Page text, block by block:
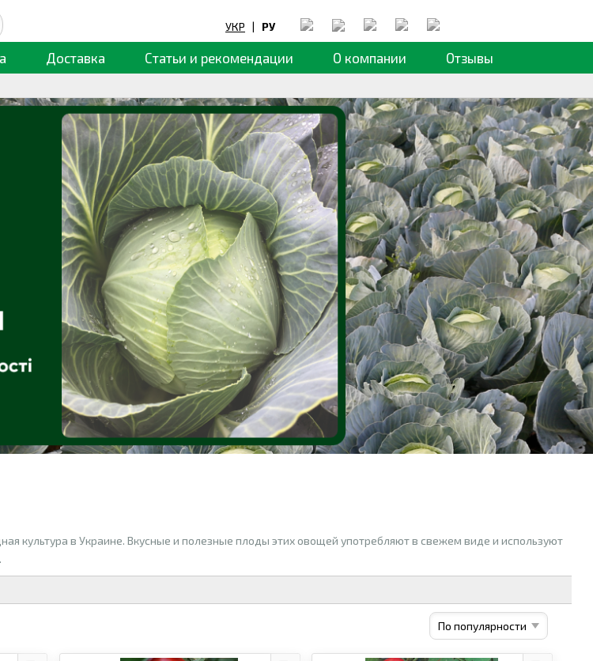
УКР | РУ
Доставка Статьи и рекомендации О компании Отзывы
культура в Украине. Вкусные и полезные плоды этих овощей употребляют в свежем виде и используют